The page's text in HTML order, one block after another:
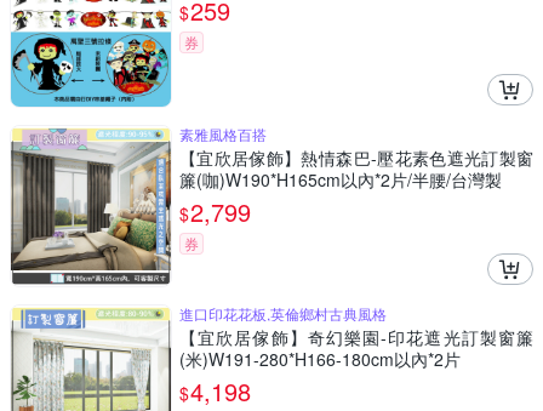
$259
券
素雅風格百搭
【宜欣居傢飾】熱情森巴-壓花素色遮光訂製窗
簾(咖)W190*H165cm以內*2片/半腰/台灣製
$2,799
券
進口印花花板,英倫鄉村古典風格
【宜欣居傢飾】奇幻樂園-印花遮光訂製窗簾
(米)W191-280*H166-180cm以內*2片
$4,198